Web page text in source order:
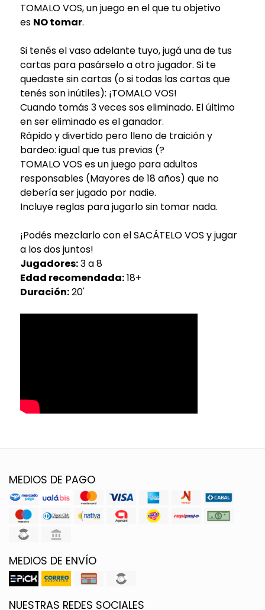
TOMALO VOS, un juego en el que tu objetivo
es NO tomar.
Si tenés el vaso adelante tuyo, jugá una de tus
cartas para pasárselo a otro jugador. Si te
quedaste sin cartas (o si todas las cartas que
tenés son inútiles): ¡TOMALO VOS!
Cuando tomás 3 veces sos eliminado. El último
en ser eliminado es el ganador.
Rápido y divertido pero lleno de traición y
bardeo: igual que tus previas (?
TOMALO VOS es un juego para adultos
responsables (Mayores de 18 años) que no
debería ser jugado por nadie.
Incluye reglas para jugarlo sin tomar nada.
¡Podés mezclarlo con el SACÁTELO VOS y jugar
a los dos juntos!
Jugadores:3 a 8
Edad recomendada:18+
Duración:20'
MEDIOS DE PAGO
MEDIOS DE ENVÍO
NUESTRAS REDES SOCIALES